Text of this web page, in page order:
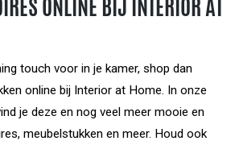
ONLINE BIJ INTERIOR AT
touch voor in je kamer, shop dan
online bij Interior at Home. In onze
je deze en nog veel meer mooie en
meubelstukken en meer. Houd ook